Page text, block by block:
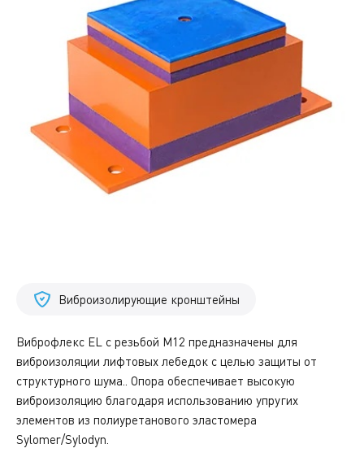
Виброизолирующие кронштейны
Виброфлекс EL с резьбой M12 предназначены для
виброизоляции лифтовых лебедок с целью защиты от
структурного шума.. Опора обеспечивает высокую
виброизоляцию благодаря использованию упругих
элементов из полиуретанового эластомера
Sylomer/Sylodyn.